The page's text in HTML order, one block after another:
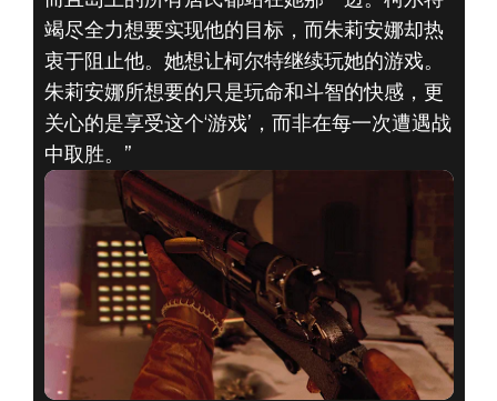
竭尽全力想要实现他的目标，而朱莉安娜却热
衷于阻止他。她想让柯尔特继续玩她的游戏。
朱莉安娜所想要的只是玩命和斗智的快感，更
关心的是享受这个‘游戏’，而非在每一次遭遇战
中取胜。”